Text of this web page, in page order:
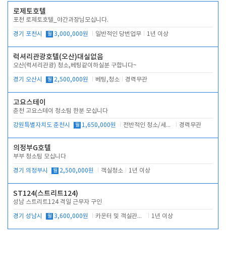
로제토호텔
포천 로제토호텔_야간과장님모십니다.
경기 포천시 월 3,000,000원 일반적인 당번업무 1년 이상
럭셔리관광호텔(오산)대실없음
오산(럭셔리관광) 청소,베팅같이하실분 구합니다~
경기 오산시 월 2,500,000원 베팅,청소 경력무관
고요스테이
춘천 고요스테이 청소팀 한분 모십니다
강원특별자치도 춘천시 월 1,650,000원 전반적인 청소/세탁업무 경력무관
의정부G호텔
부부 청소팀 모십니다
경기 의정부시 월 2,500,000원 객실청소 1년 이상
ST124(스트리트124)
성남 스트리트124 격일 근무자 구인
경기 성남시 월 3,600,000원 카운터 및 객실관리 전반 1년 이상